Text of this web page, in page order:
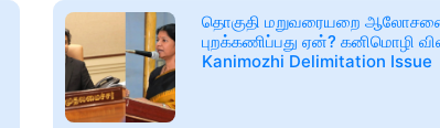
தொகுதி மறுவரையறை
புறக்கணிப்பது ஏன்? கனிமொழி
Kanimozhi Delimitation Issue